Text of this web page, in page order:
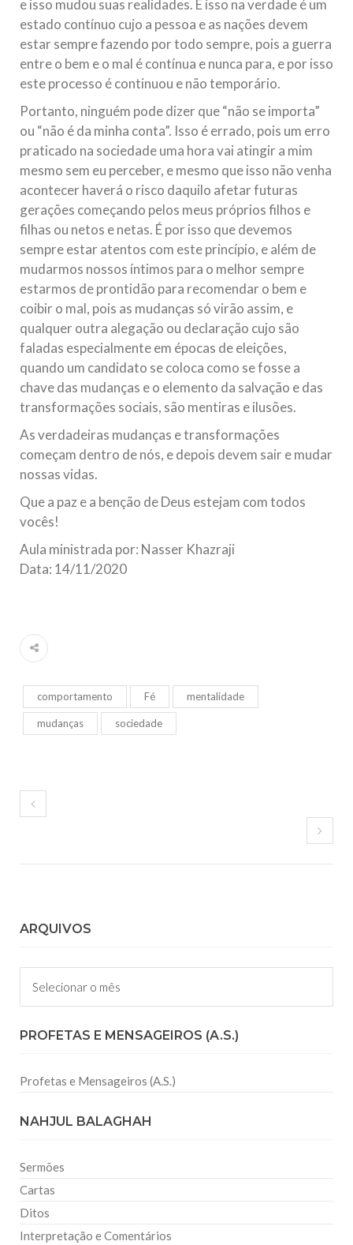
e isso mudou suas realidades. E isso na verdade é um
estado contínuo cujo a pessoa e as nações devem
estar sempre fazendo por todo sempre, pois a guerra
entre o bem e o mal é contínua e nunca para, e por isso
este processo é continuou e não temporário.
Portanto, ninguém pode dizer que “não se importa”
ou “não é da minha conta”. Isso é errado, pois um erro
praticado na sociedade uma hora vai atingir a mim
mesmo sem eu perceber, e mesmo que isso não venha
acontecer haverá o risco daquilo afetar futuras
gerações começando pelos meus próprios filhos e
filhas ou netos e netas. É por isso que devemos
sempre estar atentos com este princípio, e além de
mudarmos nossos íntimos para o melhor sempre
estarmos de prontidão para recomendar o bem e
coibir o mal, pois as mudanças só virão assim, e
qualquer outra alegação ou declaração cujo são
faladas especialmente em épocas de eleições,
quando um candidato se coloca como se fosse a
chave das mudanças e o elemento da salvação e das
transformações sociais, são mentiras e ilusões.
As verdadeiras mudanças e transformações
começam dentro de nós, e depois devem sair e mudar
nossas vidas.
Que a paz e a benção de Deus estejam com todos
vocês!
Aula ministrada por: Nasser Khazraji
Data: 14/11/2020
comportamento Fé mentalidade
mudanças sociedade
ARQUIVOS
Arquivos
PROFETAS E MENSAGEIROS (A.S.)
Profetas e Mensageiros (A.S.)
NAHJUL BALAGHAH
Sermões
Cartas
Ditos
Interpretação e Comentários